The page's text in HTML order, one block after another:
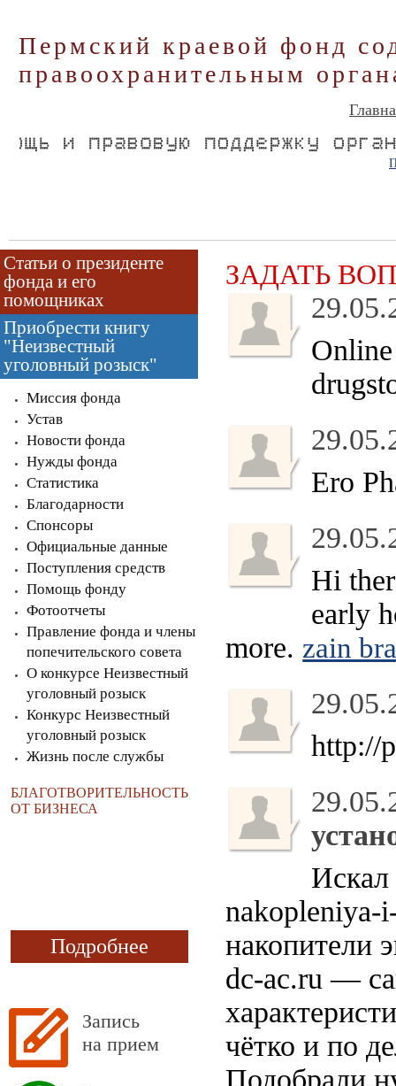
Пермский краевой фонд
правоохранительным
Статьи о президенте
фонда и его
помощниках
Приобрести книгу
"Неизвестный
уголовный розыск"
Миссия фонда
Устав
Новости фонда
Нужды фонда
Статистика
Благодарности
Спонсоры
Официальные данные
Поступления средств
Помощь фонду
Фотоотчеты
Правление фонда и члены
попечительского совета
О конкурсе Неизвестный
уголовный розыск
Конкурс Неизвестный
уголовный розыск
Жизнь после службы
БЛАГОТВОРИТЕЛЬНОСТЬ
ОТ БИЗНЕСА
Подробнее
Запись
на прием
ЗАДАТЬ
Ero
Hi
early
more. zain
http://
nakopleniya-
накопители
dc-ac.ru —
чётко и по
Подобрали